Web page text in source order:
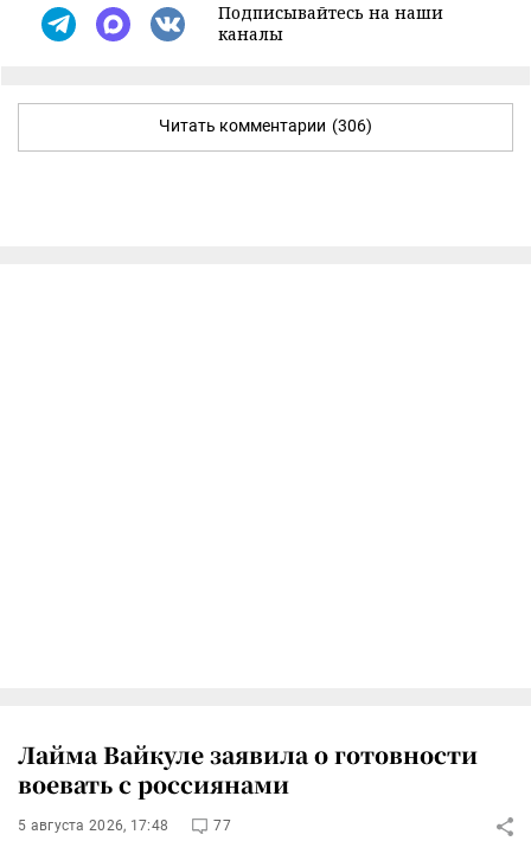
Подписывайтесь на наши
каналы
Читать комментарии (306)
Лайма Вайкуле заявила о готовности
воевать с россиянами
5 августа 2026, 17:48 77